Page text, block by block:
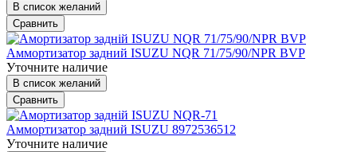
В список желаний
Сравнить
Аммортизатор задний ISUZU NQR 71/75/90/NPR BVP
Уточните наличие
В список желаний
Сравнить
Аммортизатор задний ISUZU 8972536512
Уточните наличие